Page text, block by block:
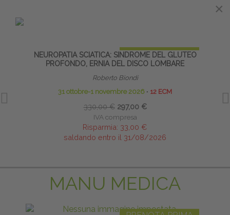
NEUROPATIA SCIATICA: SINDROME DEL GLUTEO
PROFONDO, ERNIA DEL DISCO LOMBARE
Roberto Biondi
31 ottobre-1 novembre 2026 ∙ 12 ECM
330,00 € 297,00 €
IVA compresa
Risparmia: 33,00 €
saldando entro il 31/08/2026
MANU MEDICA
×